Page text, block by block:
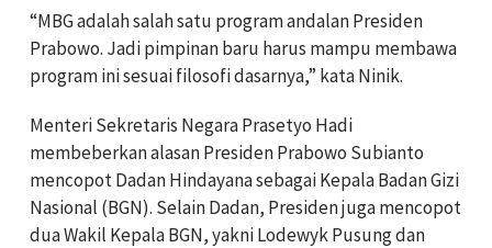
“MBG adalah salah satu program andalan Presiden
Prabowo. Jadi pimpinan baru harus mampu membawa
program ini sesuai filosofi dasarnya,” kata Ninik.
Menteri Sekretaris Negara Prasetyo Hadi
membeberkan alasan Presiden Prabowo Subianto
mencopot Dadan Hindayana sebagai Kepala Badan Gizi
Nasional (BGN). Selain Dadan, Presiden juga mencopot
dua Wakil Kepala BGN, yakni Lodewyk Pusung dan